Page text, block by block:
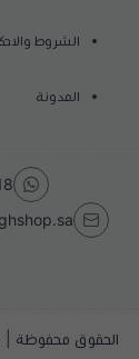
الشروط
المدونة
الحقوق محفوظة | 2026